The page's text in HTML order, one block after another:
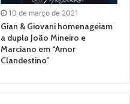
10 de março de 2021
Gian & Giovani homenageiam
a dupla João Mineiro e
Marciano em “Amor
Clandestino”